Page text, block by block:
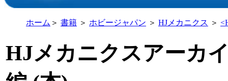
ホーム ＞ 書籍 ＞ ホビージャパン ＞ HJメカニクス ＞ <
HJメカニクスアーカ